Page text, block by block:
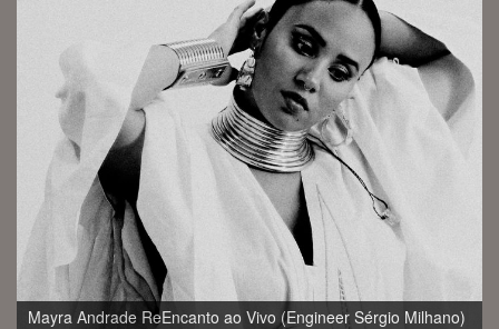
RECORDED, MIXED Universal Music (Engineer Sérgio
Milhano)